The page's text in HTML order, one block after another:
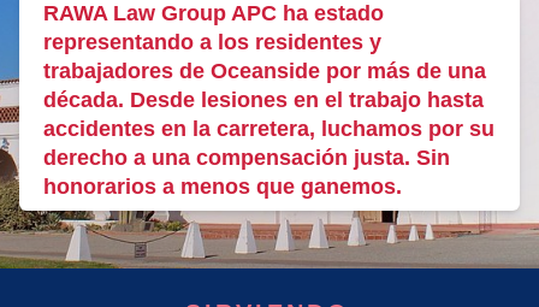
RAWA Law Group APC ha estado
representando a los residentes y
trabajadores de Oceanside por más de una
década. Desde lesiones en el trabajo hasta
accidentes en la carretera, luchamos por su
derecho a una compensación justa. Sin
honorarios a menos que ganemos.